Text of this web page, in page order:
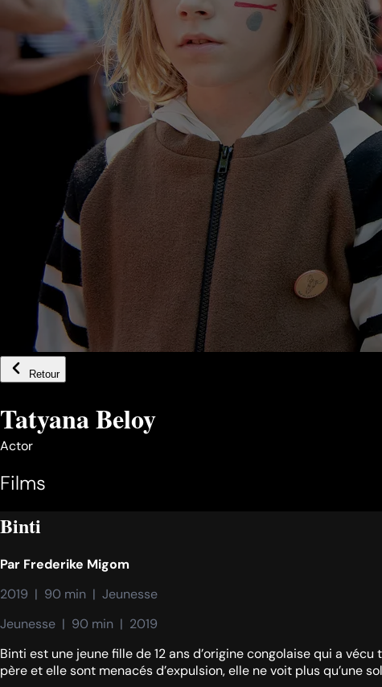
Retour
Tatyana Beloy
Actor
Films
Binti
Par Frederike Migom
2019  |  90 min  |  Jeunesse
Jeunesse  |  90 min  |  2019
Binti est une jeune fille de 12 ans d’origine congolaise qui a
père et elle sont menacés d’expulsion, elle ne voit plus qu’une